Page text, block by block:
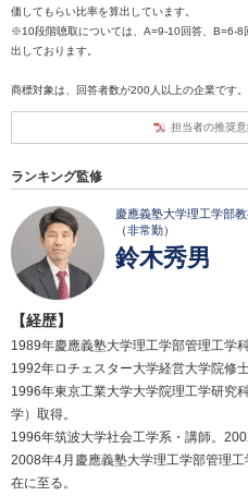
価してもらい比率を算出しています。
※10段階聴取については、A=9-10回答、B=6-8
出しております。
商標対象は、回答者数が200人以上の企業です。
担当者の推奨意
ランキング監修
慶應義塾大学理工学部
（非常勤）
鈴木秀男
【経歴】
1989年慶應義塾大学理工学部管理工学科
1992年ロチェスター大学経営大学院修士
1996年東京工業大学大学院理工学研究
学）取得。
1996年筑波大学社会工学系・講師。
2008年4月慶應義塾大学理工学部管理
在に至る。